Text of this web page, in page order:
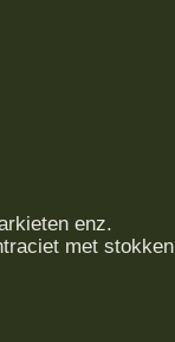
enz.
met stokken